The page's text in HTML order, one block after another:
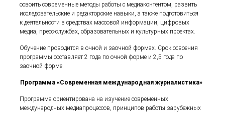
освоить современные методы работы с медиаконтентом, развить
исследовательские и редакторские навыки, а также подготовиться
к деятельности в средствах массовой информации, цифровых
медиа, пресс-службах, образовательных и культурных проектах.
Обучение проводится в очной и заочной формах. Срок освоения
программы составляет 2 года по очной форме и 2,5 года по
заочной форме.
Программа «Современная международная журналистика»
Программа ориентирована на изучение современных
международных медиапроцессов, принципов работы зарубежных